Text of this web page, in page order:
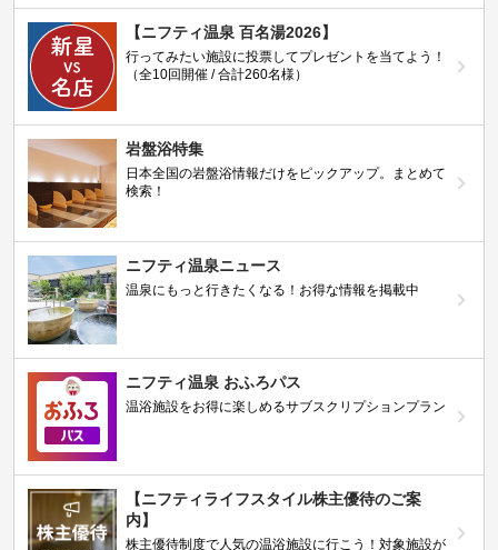
【ニフティ温泉 百名湯2026】
行ってみたい施設に投票してプレゼントを当てよう！
（全10回開催 / 合計260名様）
岩盤浴特集
日本全国の岩盤浴情報だけをピックアップ。まとめて
検索！
ニフティ温泉ニュース
温泉にもっと行きたくなる！お得な情報を掲載中
ニフティ温泉 おふろパス
温浴施設をお得に楽しめるサブスクリプションプラン
【ニフティライフスタイル株主優待のご案
内】
株主優待制度で人気の温浴施設に行こう！対象施設が